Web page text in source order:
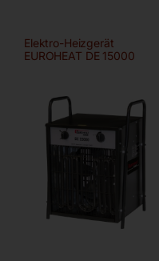
Elektro-Heizgerät
EUROHEAT DE 15000